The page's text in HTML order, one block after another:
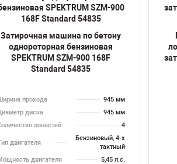
Затирочная машина по бетону
однороторная бензиновая
SPEKTRUM SZM-900 168F
Standard 54835
прохода
945 мм
диска
945 мм
лопастей
4
двигателя
Бензиновый, 4-х
тактный
двигателя
5,45 л.с.